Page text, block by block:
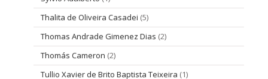
Thalita de Oliveira Casadei (5)
Thomas Andrade Gimenez Dias (2)
Thomás Cameron (2)
Tullio Xavier de Brito Baptista Teixeira (1)